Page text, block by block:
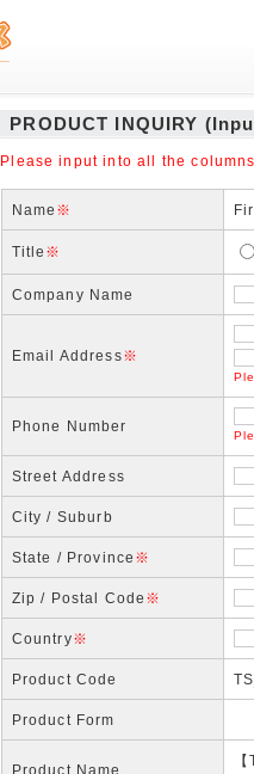
PRODUCT INQUIRY
Please input into all the
Name ※
Title ※
Company Name
Email Address※
Phone Number
Street Address
City / Suburb
State / Province ※
Zip / Postal Code ※
Country※
Product Code
Product Form
Product Name